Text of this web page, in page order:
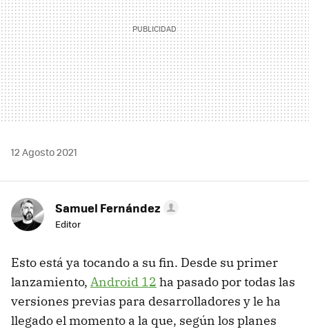
12 Agosto 2021
Samuel Fernández
Editor
Esto está ya tocando a su fin. Desde su primer
lanzamiento, Android 12 ha pasado por todas las
versiones previas para desarrolladores y le ha
llegado el momento a la que, según los planes